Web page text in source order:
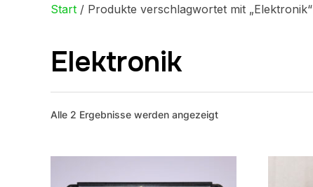
Start / Produkte verschlagwortet mit „Elektronik“
Elektronik
Alle 2 Ergebnisse werden angezeigtNach